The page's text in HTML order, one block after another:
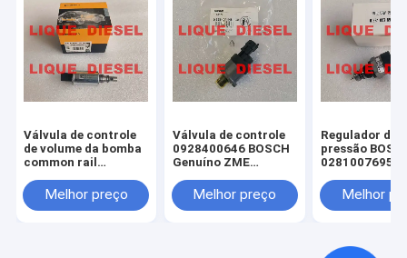
Válvula de controle
de volume da bomba
common rail
800-300-006Z
X39800300006Z
Melhor preço
Válvula de controle
0928400646 BOSCH
Genuíno ZME
de combustível 0 928
400 646 928400646
Melhor preço
Regulador de
pressão
0281007695
281007695
USK/30S
Melhor